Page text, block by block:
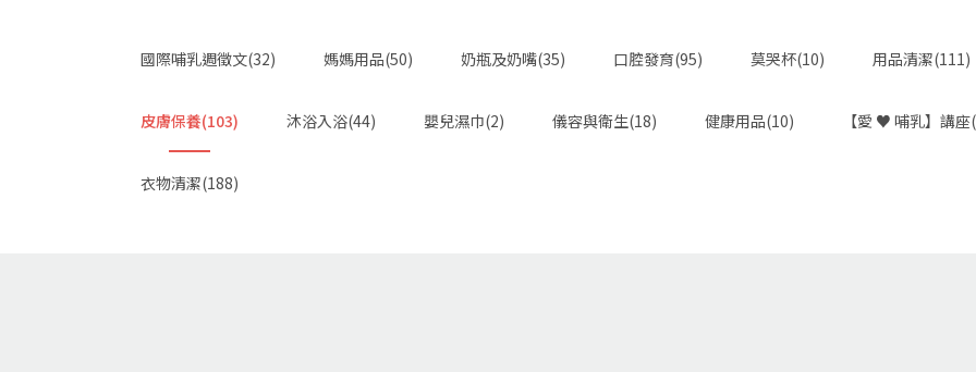
國際哺乳週徵文(32) 媽媽用品(50) 奶瓶及奶嘴(35) 口腔發育(95) 莫哭杯(10) 用品清潔(111)
皮膚保養(103) 沐浴入浴(44) 嬰兒濕巾(2) 儀容與衛生(18) 健康用品(10) 【愛 ♥ 哺乳】講座
衣物清潔(188)